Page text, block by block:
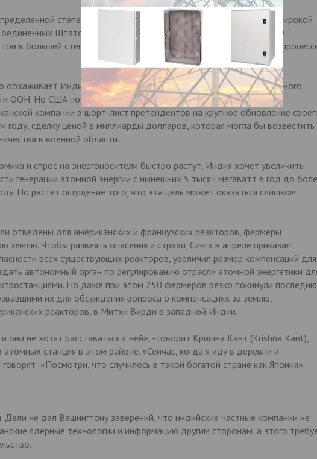
степени ядерная тема является индикатором более широкой
Штатов и Индии, говорят Бернс и другие американские
в большей степени идет на уступки, а Индия участвует в этом
обхаживает Индию, даже поддержал ее заявку на место постоянного
ООН. Но США постигло огромное разочарование, когда Индия не
компании в шорт-лист претендентов на крупное обновление
году, сделку ценой в миллиарды долларов, которая могла бы возвестить
в военной области.
и спрос на энергоносители быстро растут, Индия хочет увеличить
генерации атомной энергии с нынешних 5 тысяч мегаватт в год до
Но растет ощущение того, что эта цель может оказаться слишком
отведены для американских и французских реакторов, фермеры
землю. Чтобы развеять опасения и страхи, Сингх в апреле приказал
всех существующих реакторов, увеличил размер компенсаций для
автономный орган по регулированию отрасли атомной энергетики
Но даже при этом 250 фермеров резко покинули
их для обсуждения вопроса о компенсациях за землю,
реакторов, в Митхи Вирди в западной Индии.
они не хотят расставаться с ней», - говорит Кришна Кант (Krishna Kant),
атомных станция в этом районе. «Сейчас, когда я иду в деревни и
«Посмотри, что случилось в такой богатой стране как Япония».
Дели не дал Вашингтону заверений, что индийские частные компании не
ядерные технологии и информацию другим сторонам, а этого